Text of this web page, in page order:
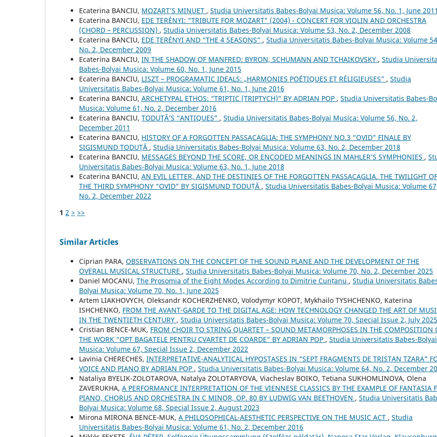
Ecaterina BANCIU, MOZART’S MINUET , Studia Universitatis Babes-Bolyai Musica: Volume 56, No. 1, June 2011
Ecaterina BANCIU, EDE TERÉNYI: “TRIBUTE FOR MOZART” (2004) - CONCERT FOR VIOLIN AND ORCHESTRA
(CHORD – PERCUSSION) , Studia Universitatis Babes-Bolyai Musica: Volume 53, No. 2, December 2008
Ecaterina BANCIU, EDE TERÉNYI AND “THE 4 SEASONS” , Studia Universitatis Babes-Bolyai Musica: Volume
No. 2, December 2009
Ecaterina BANCIU, IN THE SHADOW OF MANFRED: BYRON, SCHUMANN AND TCHAIKOVSKY , Studia
Babes-Bolyai Musica: Volume 60, No. 1, June 2015
Ecaterina BANCIU, LISZT – PROGRAMATIC IDEALS: „HARMONIES POÉTIQUES ET RÉLIGIEUSES” , Studia
Universitatis Babes-Bolyai Musica: Volume 61, No. 1, June 2016
Ecaterina BANCIU, ARCHETYPAL ETHOS: “TRIPTIC (TRIPTYCH)” BY ADRIAN POP , Studia Universitatis Babes-
Musica: Volume 61, No. 2, December 2016
Ecaterina BANCIU, TODUŢĂ’S “ANTIQUES” , Studia Universitatis Babes-Bolyai Musica: Volume 56, No. 2,
December 2011
Ecaterina BANCIU, HISTORY OF A FORGOTTEN PASSACAGLIA: THE SYMPHONY NO.3 “OVID” FINALE BY
SIGISMUND TODUŢĂ , Studia Universitatis Babes-Bolyai Musica: Volume 63, No. 2, December 2018
Ecaterina BANCIU, MESSAGES BEYOND THE SCORE, OR ENCODED MEANINGS IN MAHLER’S SYMPHONIES ,
Universitatis Babes-Bolyai Musica: Volume 63, No. 1, June 2018
Ecaterina BANCIU, AN EVIL LETTER, AND THE DESTINIES OF THE FORGOTTEN PASSACAGLIA. THE TWILIGHT OF
THE THIRD SYMPHONY “OVID” BY SIGISMUND TODUȚĂ , Studia Universitatis Babes-Bolyai Musica: Volume
No. 2, December 2022
1 2 > >>
Similar Articles
Ciprian PARA, OBSERVATIONS ON THE CONCEPT OF THE SOUND PLANE AND THE DEVELOPMENT OF THE
OVERALL MUSICAL STRUCTURE , Studia Universitatis Babes-Bolyai Musica: Volume 70, No. 2, December 2025
Daniel MOCANU, The Prosomia of the Eight Modes According to Dimitrie Cunțanu , Studia Universitatis
Bolyai Musica: Volume 70, No. 1, June 2025
Artem LIAKHOVYCH, Oleksandr KOCHERZHENKO, Volodymyr KOPOT, Mykhailo TYSHCHENKO, Katerina
ISHCHENKO, FROM THE AVANT-GARDE TO THE DIGITAL AGE: HOW TECHNOLOGY CHANGED THE ART OF
IN THE TWENTIETH CENTURY , Studia Universitatis Babes-Bolyai Musica: Volume 70, Special Issue 2, July 2025
Cristian BENCE-MUK, FROM CHOIR TO STRING QUARTET – SOUND METAMORPHOSES IN THE COMPOSITION
THE WORK “OPT BAGATELE PENTRU CVARTET DE COARDE” BY ADRIAN POP , Studia Universitatis Babes-Bolyai
Musica: Volume 67, Special Issue 2, December 2022
Lavinia CHERECHES, INTERPRETATIVE-ANALYTICAL HYPOSTASES IN “SEPT FRAGMENTS DE TRISTAN TZARA”
VOICE AND PIANO BY ADRIAN POP , Studia Universitatis Babes-Bolyai Musica: Volume 64, No. 2, December
Nataliya BYELIK-ZOLOTAROVA, Natalya ZOLOTARYOVA, Viacheslav BOIKO, Tetiana SUKHOMLINOVA, Olena
ZAVERUKHA, A PERFORMANCE INTERPRETATION OF THE VIENNESE CLASSICS BY THE EXAMPLE OF FANTASIA
PIANO, CHORUS AND ORCHESTRA IN C MINOR, OP. 80 BY LUDWIG VAN BEETHOVEN , Studia Universitatis
Bolyai Musica: Volume 68, Special Issue 2, August 2023
Mirona MIRONA BENCE-MUK, A PHILOSOPHICAL-AESTHETIC PERSPECTIVE ON THE MUSIC ACT , Studia
Universitatis Babes-Bolyai Musica: Volume 61, No. 2, December 2016